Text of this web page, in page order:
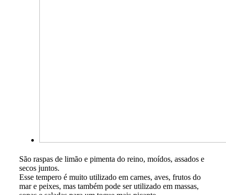
São raspas de limão e pimenta do reino, moídos, assados e
secos juntos.
Esse tempero é muito utilizado em carnes, aves, frutos do
mar e peixes, mas também pode ser utilizado em massas,